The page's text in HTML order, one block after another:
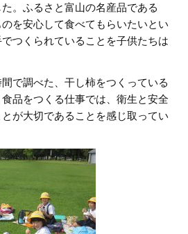
。ふるさと富山の名産品である
のを安心して食べてもらいたいとい
つくられていることを子供たちは
で調べた、干し柿をつくっている
品をつくる仕事では、衛生と安全
が大切であることを感じ取ってい